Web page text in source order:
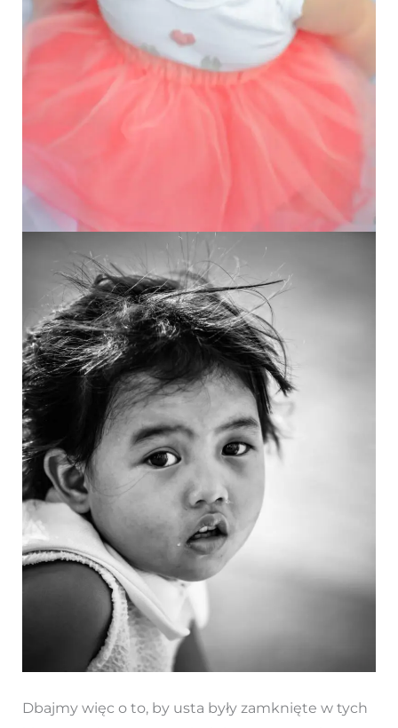
Dbajmy więc o to, by usta były zamknięte w tych